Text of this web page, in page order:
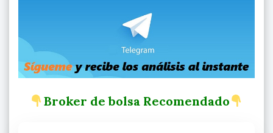
Broker de bolsa Recomendado